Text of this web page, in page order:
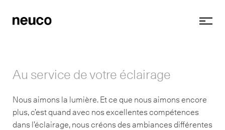
Au service de votre éclairage
Nous aimons la lumière. Et ce que nous aimons encore
plus, c’est quand avec nos excellentes compétences
dans l’éclairage, nous créons des ambiances différentes